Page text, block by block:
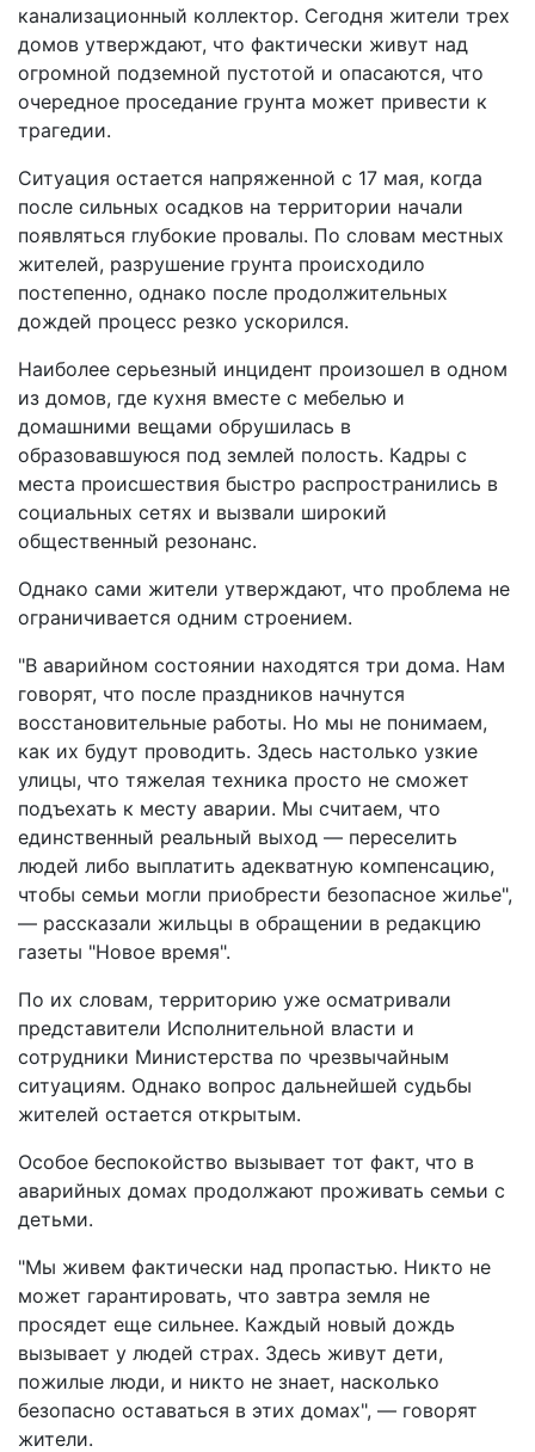
канализационный коллектор. Сегодня жители трех
домов утверждают, что фактически живут над
огромной подземной пустотой и опасаются, что
очередное проседание грунта может привести к
трагедии.
Ситуация остается напряженной с 17 мая, когда
после сильных осадков на территории начали
появляться глубокие провалы. По словам местных
жителей, разрушение грунта происходило
постепенно, однако после продолжительных
дождей процесс резко ускорился.
Наиболее серьезный инцидент произошел в одном
из домов, где кухня вместе с мебелью и
домашними вещами обрушилась в
образовавшуюся под землей полость. Кадры с
места происшествия быстро распространились в
социальных сетях и вызвали широкий
общественный резонанс.
Однако сами жители утверждают, что проблема не
ограничивается одним строением.
"В аварийном состоянии находятся три дома. Нам
говорят, что после праздников начнутся
восстановительные работы. Но мы не понимаем,
как их будут проводить. Здесь настолько узкие
улицы, что тяжелая техника просто не сможет
подъехать к месту аварии. Мы считаем, что
единственный реальный выход — переселить
людей либо выплатить адекватную компенсацию,
чтобы семьи могли приобрести безопасное жилье",
— рассказали жильцы в обращении в редакцию
газеты "Новое время".
По их словам, территорию уже осматривали
представители Исполнительной власти и
сотрудники Министерства по чрезвычайным
ситуациям. Однако вопрос дальнейшей судьбы
жителей остается открытым.
Особое беспокойство вызывает тот факт, что в
аварийных домах продолжают проживать семьи с
детьми.
"Мы живем фактически над пропастью. Никто не
может гарантировать, что завтра земля не
просядет еще сильнее. Каждый новый дождь
вызывает у людей страх. Здесь живут дети,
пожилые люди, и никто не знает, насколько
безопасно оставаться в этих домах", — говорят
жители.